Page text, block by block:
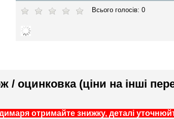
Всього голосів: 0
/ оцинковка (ціни на інші
отримайте знижку, деталі